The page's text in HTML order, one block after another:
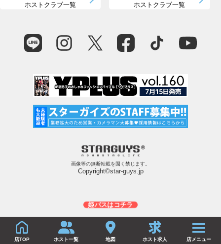
店TOP ホスト一覧 地図 ホスト求人 店メニュー
姫パスはコチラ
ホストクラブ一覧
ホストクラブ一覧
画像等の無断転載を固く禁じます。
Copyright©star-guys.jp